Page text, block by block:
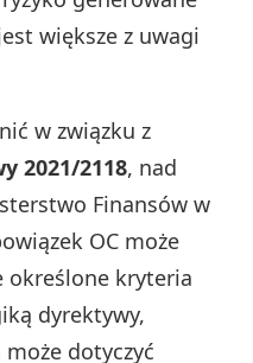
większe z uwagi
w związku z
2021/2118, nad
Finansów w
OC może
określone kryteria
dyrektywy,
dotyczyć